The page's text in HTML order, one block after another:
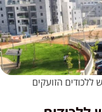
הזועקים